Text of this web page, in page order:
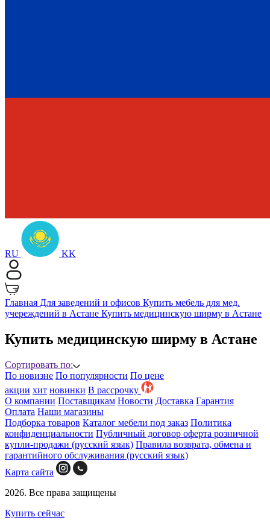
RU KK
Главная Для заведений и офисов Купить мебель для мед.
учереждений в Астане Купить медицинскую ширму в Астане
Купить медицинскую ширму в Астане
Сортировать по:
По новизне По популярности По цене
акции хит новинки B рассрочку
О компании Поставщикам Новости Доставка Гарантия
Оплата Наши магазины
Подборка товаров Каталог мебели под заказ Политика
конфиденциальности Публичный договор оферта розничной
купли-продажи (русский язык) Правила возврата, обмена и
гарантийного обслуживания (русский язык)
Карта сайта
2026. Все права защищены
Купить сейчас